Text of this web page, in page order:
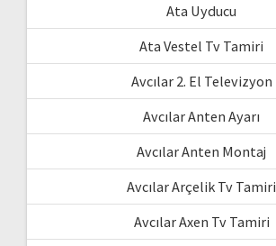
Ata Uyducu
Ata Vestel Tv Tamiri
Avcılar 2. El Televizyon
Avcılar Anten Ayarı
Avcılar Anten Montaj
Avcılar Arçelik Tv Tamiri
Avcılar Axen Tv Tamiri